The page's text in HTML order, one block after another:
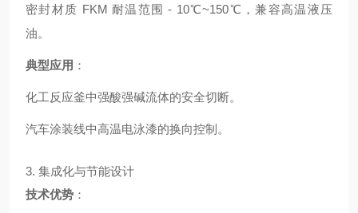
密封材质 FKM 耐温范围 - 10℃~150℃，兼容高温液压
油。
典型应用 ：
化工反应釜中强酸强碱流体的安全切断。
汽车涂装线中高温电泳漆的换向控制。
3. 集成化与节能设计
技术优势 ：